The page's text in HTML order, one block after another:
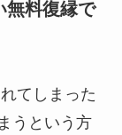
無料復縁で
てしまった
うという方